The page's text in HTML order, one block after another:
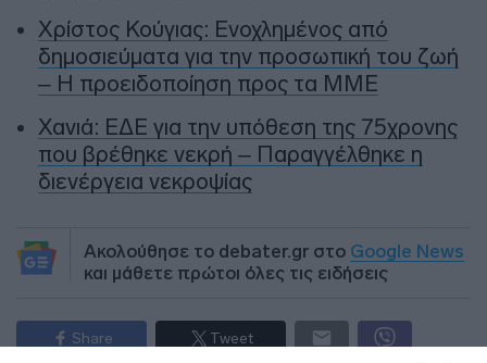
Χρίστος Κούγιας: Ενοχλημένος από
δημοσιεύματα για την προσωπική του ζωή
– Η προειδοποίηση προς τα ΜΜΕ
Χανιά: ΕΔΕ για την υπόθεση της 75χρονης
που βρέθηκε νεκρή – Παραγγέλθηκε η
διενέργεια νεκροψίας
Ακολούθησε το debater.gr στο Google News
και μάθετε πρώτοι όλες τις ειδήσεις
Share Tweet